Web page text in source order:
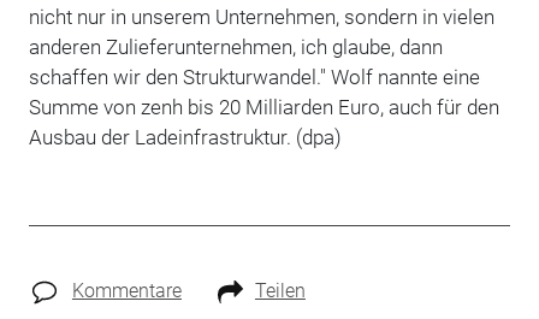
nicht nur in unserem Unternehmen, sondern in vielen
anderen Zulieferunternehmen, ich glaube, dann
schaffen wir den Strukturwandel." Wolf nannte eine
Summe von zenh bis 20 Milliarden Euro, auch für den
Ausbau der Ladeinfrastruktur. (dpa)
Kommentare Teilen